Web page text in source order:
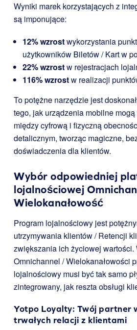
Wyniki marek korzystających z
są imponujące:
12% wzrostwykorzystania
użytkowników Biletów / Kart w
22% wzrostw rejestracjach
116% wzrostw realizacji
To potężne narzędzie jest
tego, jak urządzenia mobilne
między cyfrową i fizyczną
detalicznym, tworząc magiczne,
doświadczenia dla klientów.
Wybór odpowiedniej
lojalnościowej
Wielokanałowość
Program lojalnościowy jest
utrzymywania klientów / Retencji
zwiększania ich życiowej wartości.
Omnichannel / Wielokanałowości
lojalnościowy musi być tak samo
zintegrowany, jak reszta obsługi
Yotpo Loyalty: Twój partner
trwałych relacji z klientami